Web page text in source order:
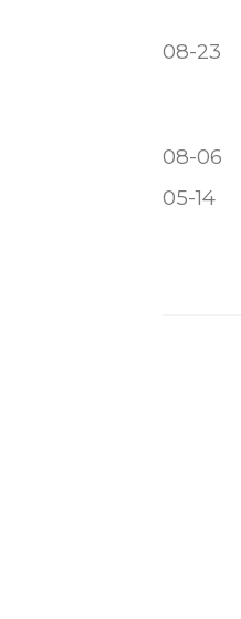
08-23
08-06
05-14